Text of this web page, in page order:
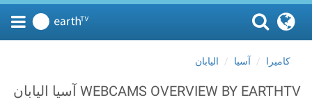
كاميرا آسيا اليابان
WEBCAMS OVERVIEW BY EARTHTV آسيا اليابان